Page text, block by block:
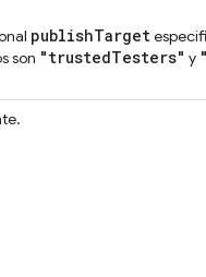
publishTarget
son "trustedTesters" y